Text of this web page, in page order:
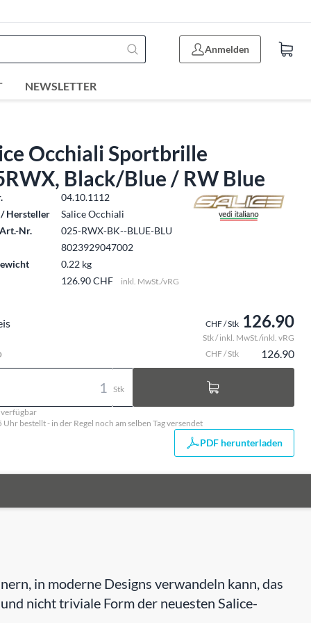
Anmelden
NEWSLETTER
Occhiali Sportbrille
Black/Blue / RW Blue
04.10.1112
Hersteller
Salice Occhiali
Nr.
025-RWX-BK--BLUE-BLU
8023929047002
0.22 kg
126.90 CHF inkl. MwSt./vRG
CHF / Stk 126.90
Stk / inkl. MwSt./inkl. vRG
CHF / Stk 126.90
Stk
verfügbar
Uhr bestellt - in der Regel noch am selben Tag versendet
PDF herunterladen
in moderne Designs verwandeln kann, das
nicht triviale Form der neuesten Salice-